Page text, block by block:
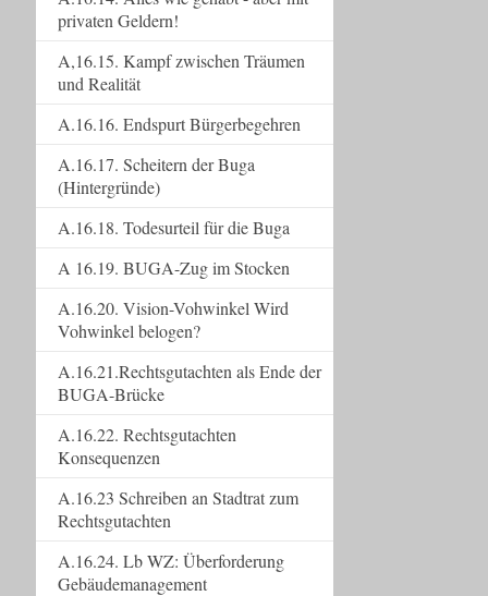
privaten Geldern!
A,16.15. Kampf zwischen Träumen
und Realität
A.16.16. Endspurt Bürgerbegehren
A.16.17. Scheitern der Buga
(Hintergründe)
A.16.18. Todesurteil für die Buga
A 16.19. BUGA-Zug im Stocken
A.16.20. Vision-Vohwinkel Wird
Vohwinkel belogen?
A.16.21.Rechtsgutachten als Ende der
BUGA-Brücke
A.16.22. Rechtsgutachten
Konsequenzen
A.16.23 Schreiben an Stadtrat zum
Rechtsgutachten
A.16.24. Lb WZ: Überforderung
Gebäudemanagement